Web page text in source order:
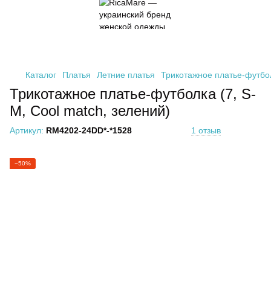
Каталог Платья Летние платья Трикотажное платье-
Трикотажное платье-футболка (7, S-
M, Cool match, зелений)
Артикул: RM4202-24DD*-*1528 1 отзыв
−50%